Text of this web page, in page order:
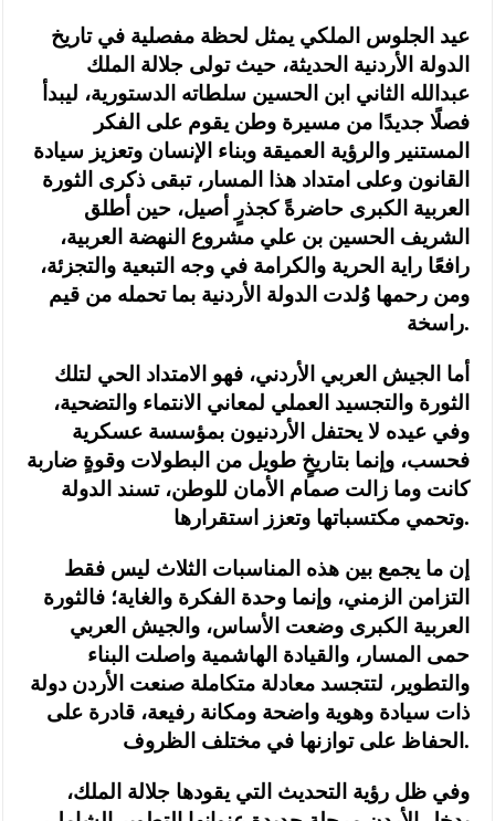
عيد الجلوس الملكي يمثل لحظة مفصلية في تاريخ
الدولة الأردنية الحديثة، حيث تولى جلالة الملك
عبدالله الثاني ابن الحسين سلطاته الدستورية، ليبدأ
فصلًا جديدًا من مسيرة وطن يقوم على الفكر
المستنير والرؤية العميقة وبناء الإنسان وتعزيز سيادة
القانون وعلى امتداد هذا المسار، تبقى ذكرى الثورة
العربية الكبرى حاضرةً كجذرٍ أصيل، حين أطلق
الشريف الحسين بن علي مشروع النهضة العربية،
رافعًا راية الحرية والكرامة في وجه التبعية والتجزئة،
ومن رحمها وُلدت الدولة الأردنية بما تحمله من قيم
راسخة.
أما الجيش العربي الأردني، فهو الامتداد الحي لتلك
الثورة والتجسيد العملي لمعاني الانتماء والتضحية،
وفي عيده لا يحتفل الأردنيون بمؤسسة عسكرية
فحسب، وإنما بتاريخٍ طويل من البطولات وقوةٍ ضاربة
كانت وما زالت صمام الأمان للوطن، تسند الدولة
وتحمي مكتسباتها وتعزز استقرارها.
إن ما يجمع بين هذه المناسبات الثلاث ليس فقط
التزامن الزمني، وإنما وحدة الفكرة والغاية؛ فالثورة
العربية الكبرى وضعت الأساس، والجيش العربي
حمى المسار، والقيادة الهاشمية واصلت البناء
والتطوير، لتتجسد معادلة متكاملة صنعت الأردن دولة
ذات سيادة وهوية واضحة ومكانة رفيعة، قادرة على
الحفاظ على توازنها في مختلف الظروف.
وفي ظل رؤية التحديث التي يقودها جلالة الملك،